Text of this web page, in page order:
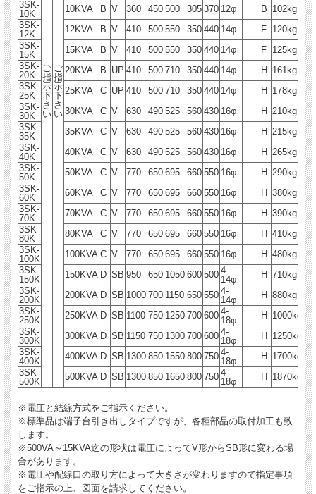
ご
指
示
下
さ
い
ご
指
示
下
さ
い
3SK-
10K
10KVA B V 360 450 500 305 370 12φ B 102kg
3SK-
12K
12KVA B V 410 500 550 350 440 14φ F 120kg
3SK-
15K
15KVA B V 410 500 550 350 440 14φ F 125kg
3SK-
20K
20KVA B UP 410 500 710 350 440 14φ H
161kg
3SK-
25K
25KVA C UP 410 500 710 350 440 14φ H
178kg
3SK-
30K
30KVA C V 630 490 525 560 430 16φ H
210kg
3SK-
35K
35KVA C V 630 490 525 560 430 16φ H
215kg
3SK-
40K
40KVA C V 630 490 525 560 430 16φ H
265kg
3SK-
50K
50KVA C V 770 650 695 660 550 16φ H
290kg
3SK-
60K
60KVA C V 770 650 695 660 550 16φ H 380kg
3SK-
70K
70KVA C V 770 650 695 660 550 16φ H 390kg
3SK-
80K
80KVA C V 770 650 695 660 550 16φ H 410kg
3SK-
100K
100KVA C V 770 650 695 660 550 16φ H 480kg
3SK-
150K
150KVA D SB 950 650 1050 600 500 4-
14φ
H 710kg
3SK-
200K
200KVA D SB 1000 700 1150 650 550 4-
14φ
H 880kg
3SK-
250K
250KVA D SB 1100 750 1250 700 600 4-
18φ
H
1000kg
3SK-
300K
300KVA D SB 1150 750 1300 700 600 4-
18φ
H
1250kg
3SK-
400K
400KVA D SB 1300 850 1550 800 750 4-
18φ
H
1700kg
3SK-
500K
500KVA D SB 1300 850 1650 800 750 4-
18φ
H 1870kg
※電圧と結線方式をご指示ください。
※標準品は端子台引き出しタイプですが、各種部品の取付加工も致
します。
※500VA～15KVA迄の形状は電圧によってV形からSB形に変わる場
合があります。
※電圧や配線口の取り方によって大きさが変わりますので指定事項
をご指示の上、図面を請求してください。